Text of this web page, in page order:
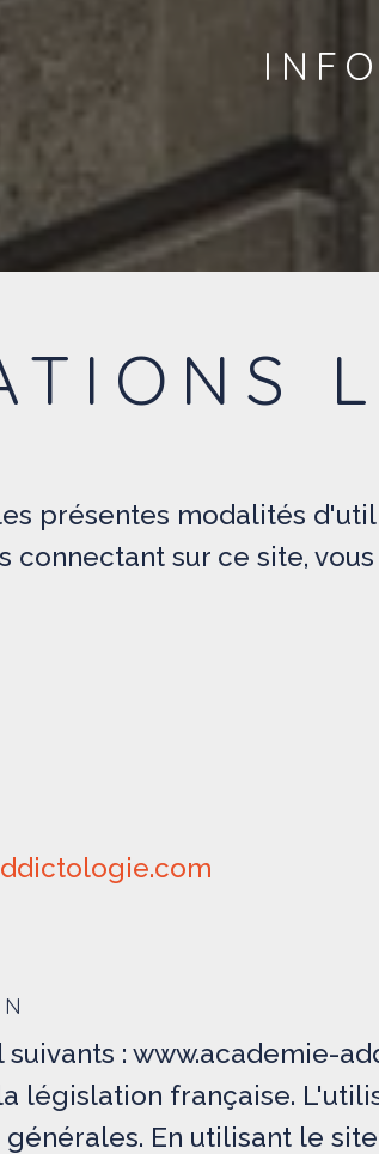
présentes modalités
connectant sur ce site,
: www.academie-
législation française.
En utilisant le